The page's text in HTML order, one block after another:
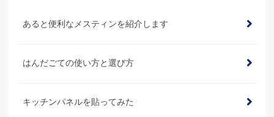
あると便利なメスティンを紹介します
はんだごての使い方と選び方
キッチンパネルを貼ってみた